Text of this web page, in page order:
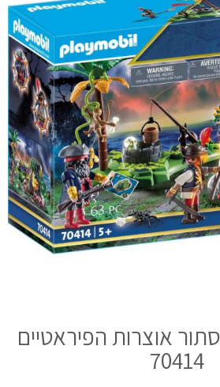
אוצרות הפיראטיים
70414